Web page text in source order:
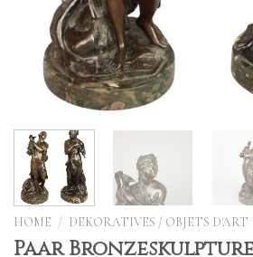
HOME / DEKORATIVES / OBJETS D'ART
Paar